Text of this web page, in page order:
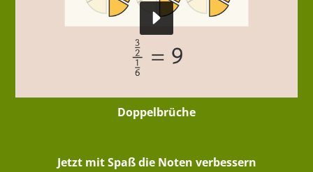
Doppelbrüche
Jetzt mit Spaß die Noten verbessern